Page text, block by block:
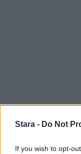
Stara - Do Not
If you wish to opt-